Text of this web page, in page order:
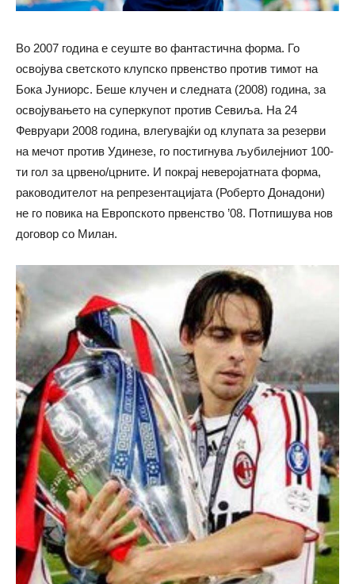
Во 2007 година е сеуште во фантастична форма. Го
освојува светското клупско првенство против тимот на
Бока Јуниорс. Беше клучен и следната (2008) година, за
освојувањето на суперкупот против Севиља. На 24
Февруари 2008 година, влегувајќи од клупата за резерви
на мечот против Удинезе, го постигнува љубилејниот 100-
ти гол за црвено/црните. И покрај неверојатната форма,
раководителот на репрезентацијата (Роберто Донадони)
не го повика на Европското првенство ’08. Потпишува нов
договор со Милан.